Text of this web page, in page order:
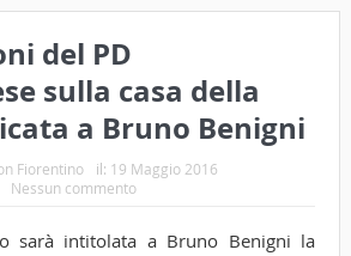
del PD
sulla casa della
a Bruno Benigni
Fiorentino il: 19 Maggio 2016
Nessun commento
sarà intitolata a Bruno Benigni la